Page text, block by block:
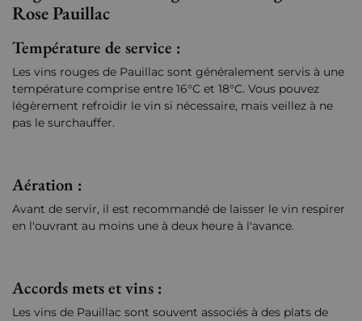
Rose Pauillac
Température de service :
Les vins rouges de Pauillac sont généralement servis à une
température comprise entre 16°C et 18°C. Vous pouvez
légèrement refroidir le vin si nécessaire, mais veillez à ne
pas le surchauffer.
Aération :
Avant de servir, il est recommandé de laisser le vin respirer
en l'ouvrant au moins une à deux heure à l'avance.
Accords mets et vins :
Les vins de Pauillac sont souvent associés à des plats de